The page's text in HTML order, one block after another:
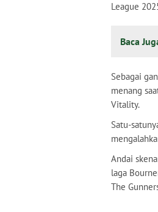
League
Baca
Sebagai
menang
Vitality.
Satu-
Andai
laga
The